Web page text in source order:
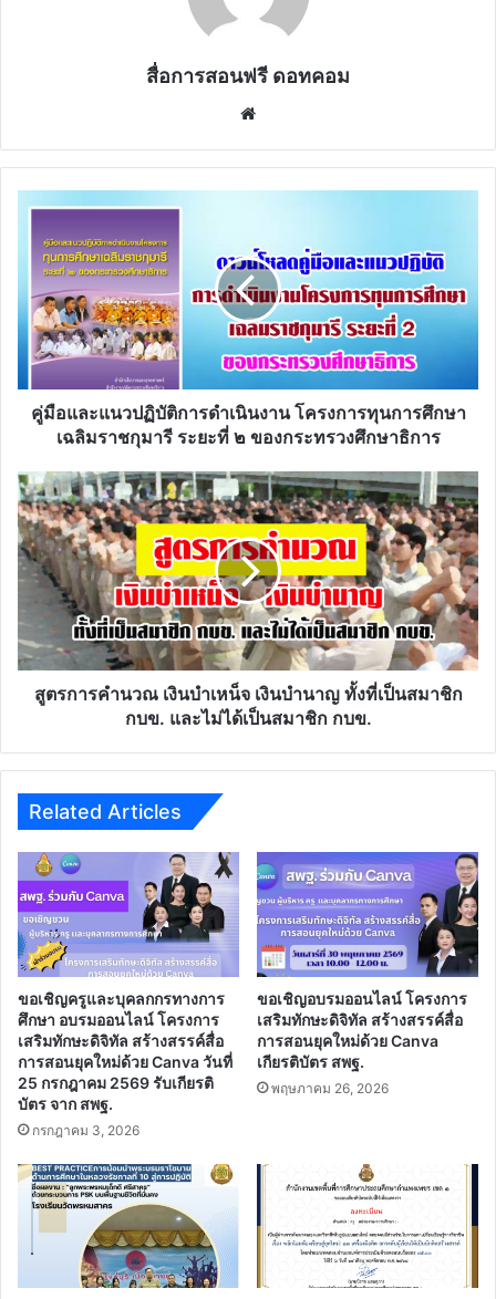
สื่อการสอนฟรี ดอทคอม
ปฏิบัติ
การ
ดำเนิน
งาน
โครงการ
ทุน
การ
ราช
กุมารี
ระยะ
ที่
๒
กระทรวง
ศึกษาธิการ
คู่มือและแนวปฏิบัติการดำเนินงาน โครงการทุนการศึกษา
เฉลิมราชกุมารี ระยะที่ ๒ ของกระทรวงศึกษาธิการ
สูตร
การ
คำนวณ
เงิน
บำเหน็จ
บำนาญ
ทั้ง
ที่
เป็น
ได้
เป็น
สมาชิก
กบข.
สูตรการคำนวณ เงินบำเหน็จ เงินบำนาญ ทั้งที่เป็นสมาชิก
กบข. และไม่ได้เป็นสมาชิก กบข.
Related Articles
ขอเชิญครูและบุคลกกรทางการ
ศึกษา อบรมออนไลน์ โครงการ
เสริมทักษะดิจิทัล สร้างสรรค์สื่อ
การสอนยุคใหม่ด้วย Canva วันที่
25 กรกฎาคม 2569 รับเกียรติ
บัตร จาก สพฐ.
กรกฎาคม 3, 2026
ขอเชิญอบรมออนไลน์ โครงการ
เสริมทักษะดิจิทัล สร้างสรรค์สื่อ
การสอนยุคใหม่ด้วย Canva
เกียรติบัตร สพฐ.
พฤษภาคม 26, 2026